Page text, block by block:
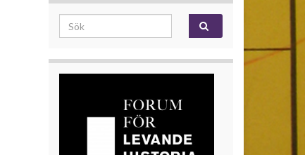
Search for: